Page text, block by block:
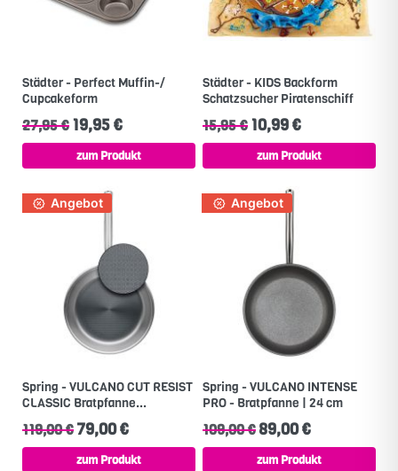
Städter - Perfect Muffin-/
Cupcakeform
27,95 €19,95 €
zum Produkt
Städter - KIDS Backform
Schatzsucher Piratenschiff
15,95 €10,99 €
zum Produkt
Angebot
Spring - VULCANO CUT RESIST
CLASSIC Bratpfanne...
119,00 €79,00 €
zum Produkt
Angebot
Spring - VULCANO INTENSE
PRO - Bratpfanne | 24 cm
109,00 €89,00 €
zum Produkt